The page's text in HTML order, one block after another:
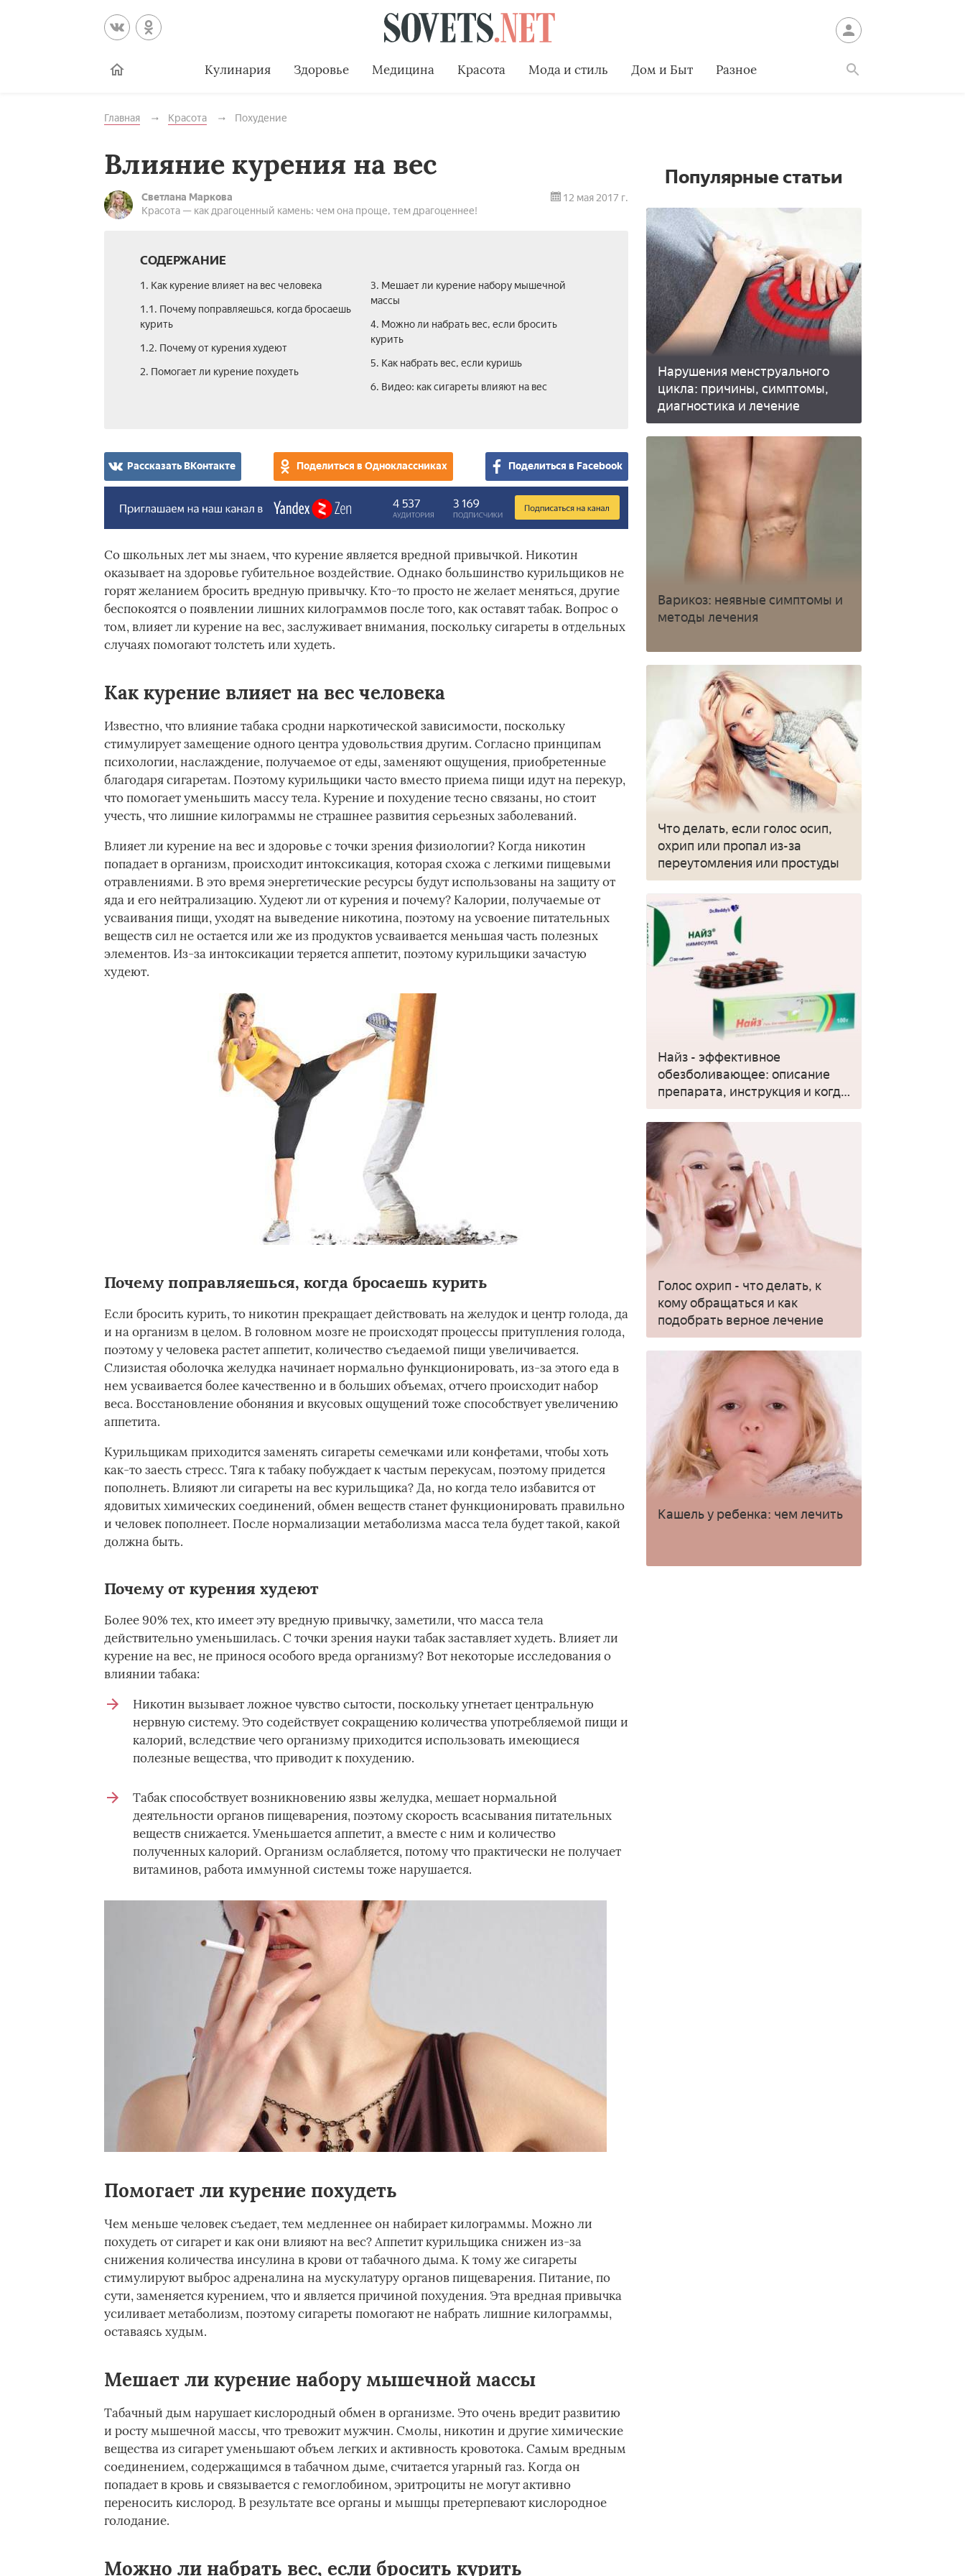
Кулинария Здоровье Медицина Красота Мода и стиль Дом и Быт Разное
Главная Красота Похудение
Влияние курения на вес
Светлана Маркова
Красота — как драгоценный камень: чем она проще, тем драгоценнее!
12 мая 2017 г.
СОДЕРЖАНИЕ
1. Как курение влияет на вес человека
1.1. Почему поправляешься, когда бросаешь
курить
1.2. Почему от курения худеют
2. Помогает ли курение похудеть
3. Мешает ли курение набору мышечной
массы
4. Можно ли набрать вес, если бросить
курить
5. Как набрать вес, если куришь
6. Видео: как сигареты влияют на вес
Рассказать ВКонтакте Поделиться в Одноклассниках Поделиться в Facebook
Со школьных лет мы знаем, что курение является вредной привычкой. Никотин
оказывает на здоровье губительное воздействие. Однако большинство курильщиков не
горят желанием бросить вредную привычку. Кто-то просто не желает меняться, другие
беспокоятся о появлении лишних килограммов после того, как оставят табак. Вопрос о
том, влияет ли курение на вес, заслуживает внимания, поскольку сигареты в отдельных
случаях помогают толстеть или худеть.
Как курение влияет на вес человека
Известно, что влияние табака сродни наркотической зависимости, поскольку
стимулирует замещение одного центра удовольствия другим. Согласно принципам
психологии, наслаждение, получаемое от еды, заменяют ощущения, приобретенные
благодаря сигаретам. Поэтому курильщики часто вместо приема пищи идут на перекур,
что помогает уменьшить массу тела. Курение и похудение тесно связаны, но стоит
учесть, что лишние килограммы не страшнее развития серьезных заболеваний.
Влияет ли курение на вес и здоровье с точки зрения физиологии? Когда никотин
попадает в организм, происходит интоксикация, которая схожа с легкими пищевыми
отравлениями. В это время энергетические ресурсы будут использованы на защиту от
яда и его нейтрализацию. Худеют ли от курения и почему? Калории, получаемые от
усваивания пищи, уходят на выведение никотина, поэтому на усвоение питательных
веществ сил не остается или же из продуктов усваивается меньшая часть полезных
элементов. Из-за интоксикации теряется аппетит, поэтому курильщики зачастую
худеют.
Почему поправляешься, когда бросаешь курить
Если бросить курить, то никотин прекращает действовать на желудок и центр голода, да
и на организм в целом. В головном мозге не происходят процессы притупления голода,
поэтому у человека растет аппетит, количество съедаемой пищи увеличивается.
Слизистая оболочка желудка начинает нормально функционировать, из-за этого еда в
нем усваивается более качественно и в больших объемах, отчего происходит набор
веса. Восстановление обоняния и вкусовых ощущений тоже способствует увеличению
аппетита.
Курильщикам приходится заменять сигареты семечками или конфетами, чтобы хоть
как-то заесть стресс. Тяга к табаку побуждает к частым перекусам, поэтому придется
пополнеть. Влияют ли сигареты на вес курильщика? Да, но когда тело избавится от
ядовитых химических соединений, обмен веществ станет функционировать правильно
и человек пополнеет. После нормализации метаболизма масса тела будет такой, какой
должна быть.
Почему от курения худеют
Более 90% тех, кто имеет эту вредную привычку, заметили, что масса тела
действительно уменьшилась. С точки зрения науки табак заставляет худеть. Влияет ли
курение на вес, не принося особого вреда организму? Вот некоторые исследования о
влиянии табака:
Никотин вызывает ложное чувство сытости, поскольку угнетает центральную
нервную систему. Это содействует сокращению количества употребляемой пищи и
калорий, вследствие чего организму приходится использовать имеющиеся
полезные вещества, что приводит к похудению.
Табак способствует возникновению язвы желудка, мешает нормальной
деятельности органов пищеварения, поэтому скорость всасывания питательных
веществ снижается. Уменьшается аппетит, а вместе с ним и количество
полученных калорий. Организм ослабляется, потому что практически не получает
витаминов, работа иммунной системы тоже нарушается.
Помогает ли курение похудеть
Чем меньше человек съедает, тем медленнее он набирает килограммы. Можно ли
похудеть от сигарет и как они влияют на вес? Аппетит курильщика снижен из-за
снижения количества инсулина в крови от табачного дыма. К тому же сигареты
стимулируют выброс адреналина на мускулатуру органов пищеварения. Питание, по
сути, заменяется курением, что и является причиной похудения. Эта вредная привычка
усиливает метаболизм, поэтому сигареты помогают не набрать лишние килограммы,
оставаясь худым.
Мешает ли курение набору мышечной массы
Табачный дым нарушает кислородный обмен в организме. Это очень вредит развитию
и росту мышечной массы, что тревожит мужчин. Смолы, никотин и другие химические
вещества из сигарет уменьшают объем легких и активность кровотока. Самым вредным
соединением, содержащимся в табачном дыме, считается угарный газ. Когда он
попадает в кровь и связывается с гемоглобином, эритроциты не могут активно
переносить кислород. В результате все органы и мышцы претерпевают кислородное
голодание.
Можно ли набрать вес, если бросить курить
Популярные статьи
Нарушения менструального
цикла: причины, симптомы,
диагностика и лечение
Варикоз: неявные симптомы и
методы лечения
Что делать, если голос осип,
охрип или пропал из-за
переутомления или простуды
Найз - эффективное
обезболивающее: описание
препарата, инструкция и когда
применять
Голос охрип - что делать, к
кому обращаться и как
подобрать верное лечение
Кашель у ребенка: чем лечить